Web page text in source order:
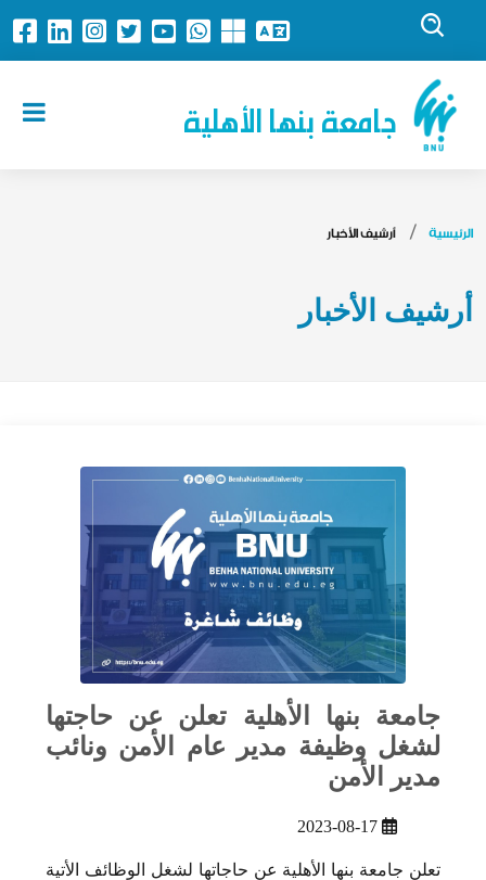
جامعة بنها الأهلية
الرئيسية أرشيف الأخبار
أرشيف الأخبار
جامعة بنها الأهلية تعلن عن حاجتها
لشغل وظيفة مدير عام الأمن ونائب
مدير الأمن
2023-08-17
تعلن جامعة بنها الأهلية عن حاجاتها لشغل الوظائف الأتية